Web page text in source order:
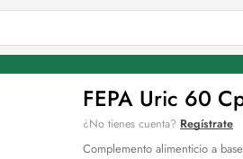
FEPA Uric 60
¿No tienes cuenta? Regístrate
Complemento alimenticio a